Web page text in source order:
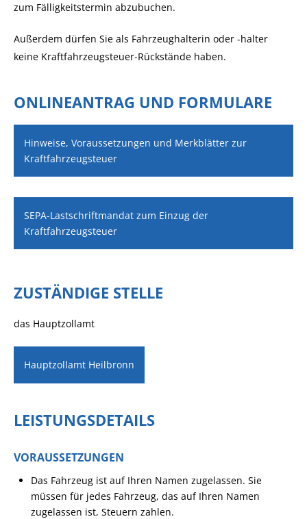
zum Fälligkeitstermin abzubuchen.
Außerdem dürfen Sie als Fahrzeughalterin oder -halter
keine Kraftfahrzeugsteuer-Rückstände haben.
ONLINEANTRAG UND FORMULARE
Hinweise, Voraussetzungen und Merkblätter zur
Kraftfahrzeugsteuer
SEPA-Lastschriftmandat zum Einzug der
Kraftfahrzeugsteuer
ZUSTÄNDIGE STELLE
das Hauptzollamt
Hauptzollamt Heilbronn
LEISTUNGSDETAILS
VORAUSSETZUNGEN
Das Fahrzeug ist auf Ihren Namen zugelassen.Sie
müssen für jedes Fahrzeug, das auf Ihren Namen
zugelassen ist, Steuern zahlen.